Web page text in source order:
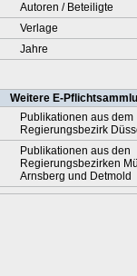
Autoren / Beteiligte
Verlage
Jahre
Weitere E-
Publikationen aus dem
Regierungsbezirk
Publikationen aus den
Regierungsbezirken
Arnsberg und Detmold